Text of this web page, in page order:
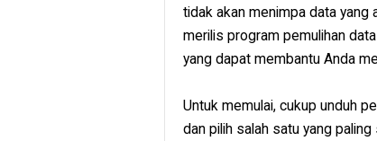
tidak akan menimpa data yang
merilis program pemulihan
yang dapat membantu Anda
Untuk memulai, cukup unduh
dan pilih salah satu yang